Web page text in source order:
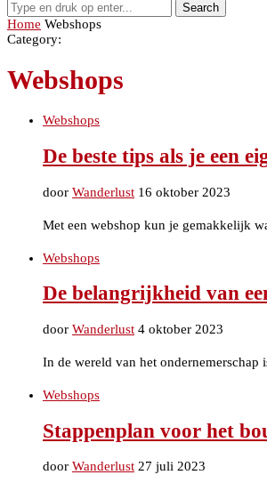
Search
Home Webshops
Category:
Webshops
Webshops
De beste tips als je een
door Wanderlust 16 oktober 2023
Met een webshop kun je gemakkelijk
Webshops
De belangrijkheid van
door Wanderlust 4 oktober 2023
In de wereld van het
Webshops
Stappenplan voor het
door Wanderlust 27 juli 2023